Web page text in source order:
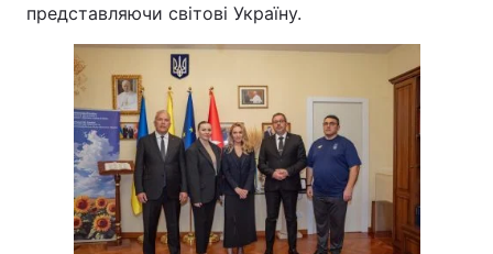
представляючи світові Україну.